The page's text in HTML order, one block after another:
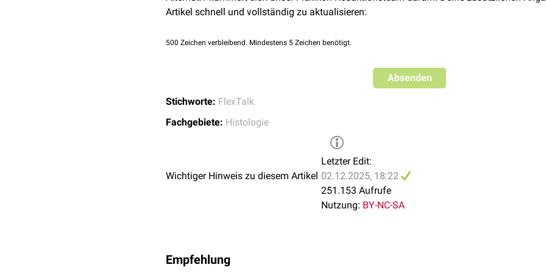
einMembranpotentialaufbauen. Rezeptoreninnerhalb der Membran ermöglichen eine
Durch den Gehalt der in die Membran eingebaute
abgespalten werden und spielen
Artikel schnell und vollständig zu aktualisieren:
500 Zeichen verbleibend. Mindestens 5 Zeichen benötigt.
Absenden
Stichworte: FlexTalk
Fachgebiete: Histologie
Wichtiger Hinweis zu diesem Artikel
Letzter Edit:
02.12.2025, 18:22
251.153 Aufrufe
Nutzung: BY-NC-SA
Empfehlung